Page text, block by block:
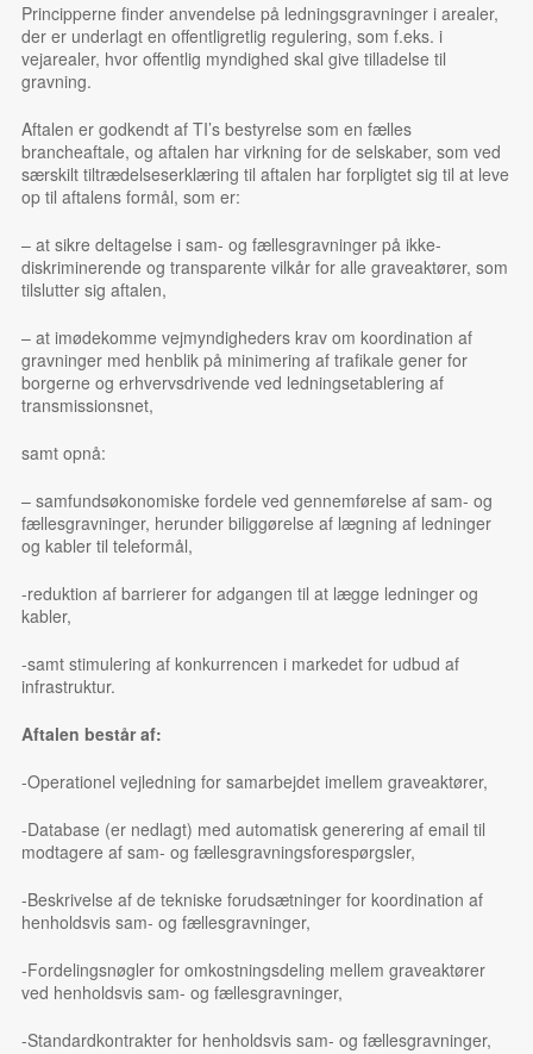
Principperne finder anvendelse på ledningsgravninger i arealer,
der er underlagt en offentligretlig regulering, som f.eks. i
vejarealer, hvor offentlig myndighed skal give tilladelse til
gravning.
Aftalen er godkendt af TI’s bestyrelse som en fælles
brancheaftale, og aftalen har virkning for de selskaber, som ved
særskilt tiltrædelseserklæring til aftalen har forpligtet sig til at leve
op til aftalens formål, som er:
– at sikre deltagelse i sam- og fællesgravninger på ikke-
diskriminerende og transparente vilkår for alle graveaktører, som
tilslutter sig aftalen,
– at imødekomme vejmyndigheders krav om koordination af
gravninger med henblik på minimering af trafikale gener for
borgerne og erhvervsdrivende ved ledningsetablering af
transmissionsnet,
samt opnå:
– samfundsøkonomiske fordele ved gennemførelse af sam- og
fællesgravninger, herunder biliggørelse af lægning af ledninger
og kabler til teleformål,
-reduktion af barrierer for adgangen til at lægge ledninger og
kabler,
-samt stimulering af konkurrencen i markedet for udbud af
infrastruktur.
Aftalen består af:
-Operationel vejledning for samarbejdet imellem graveaktører,
-Database (er nedlagt) med automatisk generering af email til
modtagere af sam- og fællesgravningsforespørgsler,
-Beskrivelse af de tekniske forudsætninger for koordination af
henholdsvis sam- og fællesgravninger,
-Fordelingsnøgler for omkostningsdeling mellem graveaktører
ved henholdsvis sam- og fællesgravninger,
-Standardkontrakter for henholdsvis sam- og fællesgravninger,